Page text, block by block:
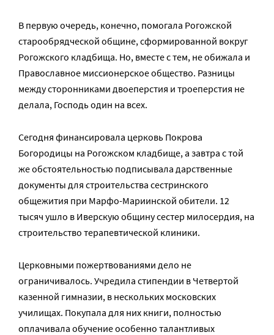
В первую очередь, конечно, помогала Рогожской
старообрядческой общине, сформированной вокруг
Рогожского кладбища. Но, вместе с тем, не обижала и
Православное миссионерское общество. Разницы
между сторонниками двоеперстия и троеперстия не
делала, Господь один на всех.
Сегодня финансировала церковь Покрова
Богородицы на Рогожском кладбище, а завтра с той
же обстоятельностью подписывала дарственные
документы для строительства сестринского
общежития при Марфо-Мариинской обители. 12
тысяч ушло в Иверскую общину сестер милосердия, на
строительство терапевтической клиники.
Церковными пожертвованиями дело не
ограничивалось. Учредила стипендии в Четвертой
казенной гимназии, в нескольких московских
училищах. Покупала для них книги, полностью
оплачивала обучение особенно талантливых